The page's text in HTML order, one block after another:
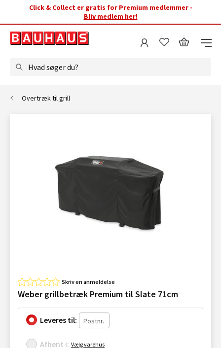
Click & Collect er gratis for Premium medlemmer -
Bliv medlem her!
Hvad søger du?
Overtræk til grill
Skriv en anmeldelse
Weber grillbetræk Premium til Slate 71cm
Leveres til:
Afhent i: Vælg varehus